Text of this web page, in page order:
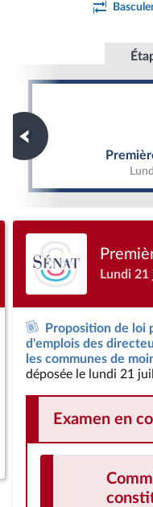
Lundi
Proposition de loi
d'emplois des
les communes de
déposée le lundi 21
Examen en